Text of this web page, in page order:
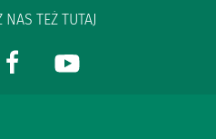
NAS TEŻ TUTAJ